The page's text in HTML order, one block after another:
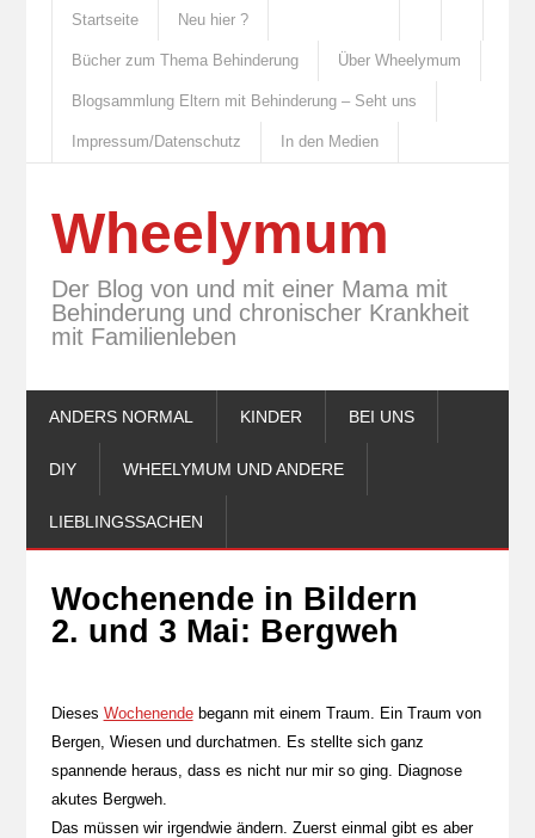
Startseite Neu hier ?
Bücher zum Thema Behinderung Über Wheelymum
Blogsammlung Eltern mit Behinderung – Seht uns
Impressum/Datenschutz In den Medien
Wheelymum
Der Blog von und mit einer Mama mit
Behinderung und chronischer Krankheit
mit Familienleben
ANDERS NORMAL KINDER BEI UNS
DIY WHEELYMUM UND ANDERE
LIEBLINGSSACHEN
Wochenende in Bildern
2. und 3 Mai: Bergweh
Dieses Wochenendebegann mit einem Traum. Ein Traum von
Bergen, Wiesen und durchatmen. Es stellte sich ganz
spannende heraus, dass es nicht nur mir so ging. Diagnose
akutes Bergweh.
Das müssen wir irgendwie ändern. Zuerst einmal gibt es aber